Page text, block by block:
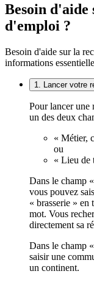
Besoin
d'emploi ?
Besoin d'aide sur la
informations
1. Lancer votre
Pour lancer une
un des deux
« Métier,
ou
« Lieu de
Dans le champ
vous pouvez
« brasserie » en
mot. Vous
directement sa
Dans le champ
saisir une
un continent.